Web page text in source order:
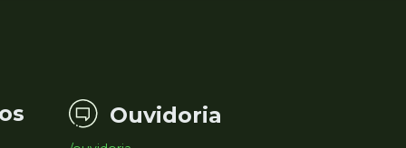
Ouvidoria